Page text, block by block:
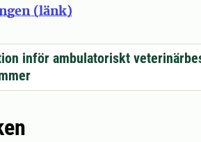
(länk)
inför ambulatoriskt